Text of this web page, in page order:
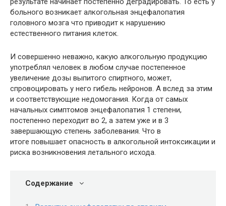
больного возникает алкогольная энцефалопатия
головного мозга что приводит к нарушению
естественного питания клеток.
И совершенно неважно, какую алкогольную продукцию
употреблял человек в любом случае постепенное
увеличение дозы выпитого спиртного, может,
спровоцировать у него гибель нейронов. А вслед за этим
и соответствующие недомогания. Когда от самых
начальных симптомов энцефалопатия 1 степени,
постепенно переходит во 2, а затем уже и в 3
завершающую степень заболевания. Что в
итоге повышает опасность в алкогольной интоксикации и
риска возникновения летального исхода.
Содержание